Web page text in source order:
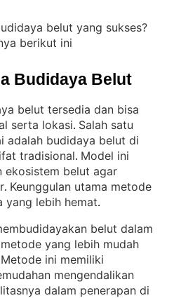
belut yang sukses?
berikut ini
Budidaya Belut
belut tersedia dan bisa
serta lokasi. Salah satu
adalah budidaya belut di
tradisional. Model ini
ekosistem belut agar
. Keunggulan utama metode
yang lebih hemat.
belut dalam
yang lebih mudah
Metode ini memiliki
mengendalikan
dalam penerapan di